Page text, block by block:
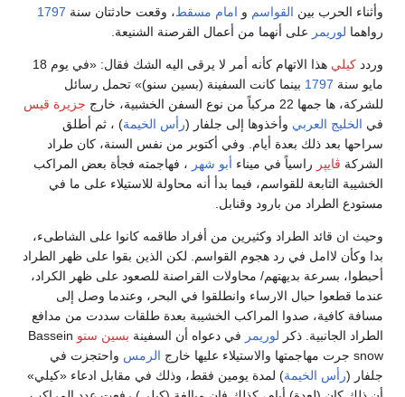
وأثناء الحرب بين القواسم و امام مسقط، وقعت حادثتان سنة 1797
رواهما لوريمر على أنهما من أعمال القرصنة الشنيعة.
وردد كيلي
هذا الاتهام كأنه أمر لا يرقى اليه الشك فقال: «في يوم 18
مايو سنة 1797 بينما كانت السفينة (بسين سنو)» تحمل رسائل
للشركة، ها جمها 22 مركباً من نوع السفن الخشبية، خارج
جزيرة قيس
في الخليج العربي وأخذوها إلى جلفار (رأس الخيمة) ، ثم أطلق
سراحها بعد ذلك بعدة أيام. وفي أكتوبر من نفس السنة، كان طراد
الشركة ڤايپر راسياً في ميناء أبو شهر ، فهاجمته فجأة بعض المراكب
الخشيبة التابعة للقواسم، فيما بدأ أنه محاولة للاستيلاء على ما في
مستودع الطراد من بارود وقنابل.
وحيث ان قائد الطراد وكثيرين من أفراد طاقمه كانوا على الشاطىء،
بدا وكأن لاامل في رد هجوم القواسم. لكن الذين بقوا على ظهر الطراد
أحبطوا، بسرعة بديهتهم/ محاولات القراصنة للصعود على ظهر الكراد،
عندما قطعوا حبال الارساء وانطلقوا في البحر، وعندما وصل إلى
مسافة كافية، صدوا المراكب الخشيبة بعدة طلقات سددت من مدافع
الطراد الجانبية. ذكر لوريمر في دعواه أن السفينة بسين سنو Bassein
snow جرت مهاجمتها والاستيلاء عليها خارج
الرمس واحتجزت في
جلفار (رأس الخيمة) لمدة يومين فقط، وذلك في مقابل ادعاء «كيلي»